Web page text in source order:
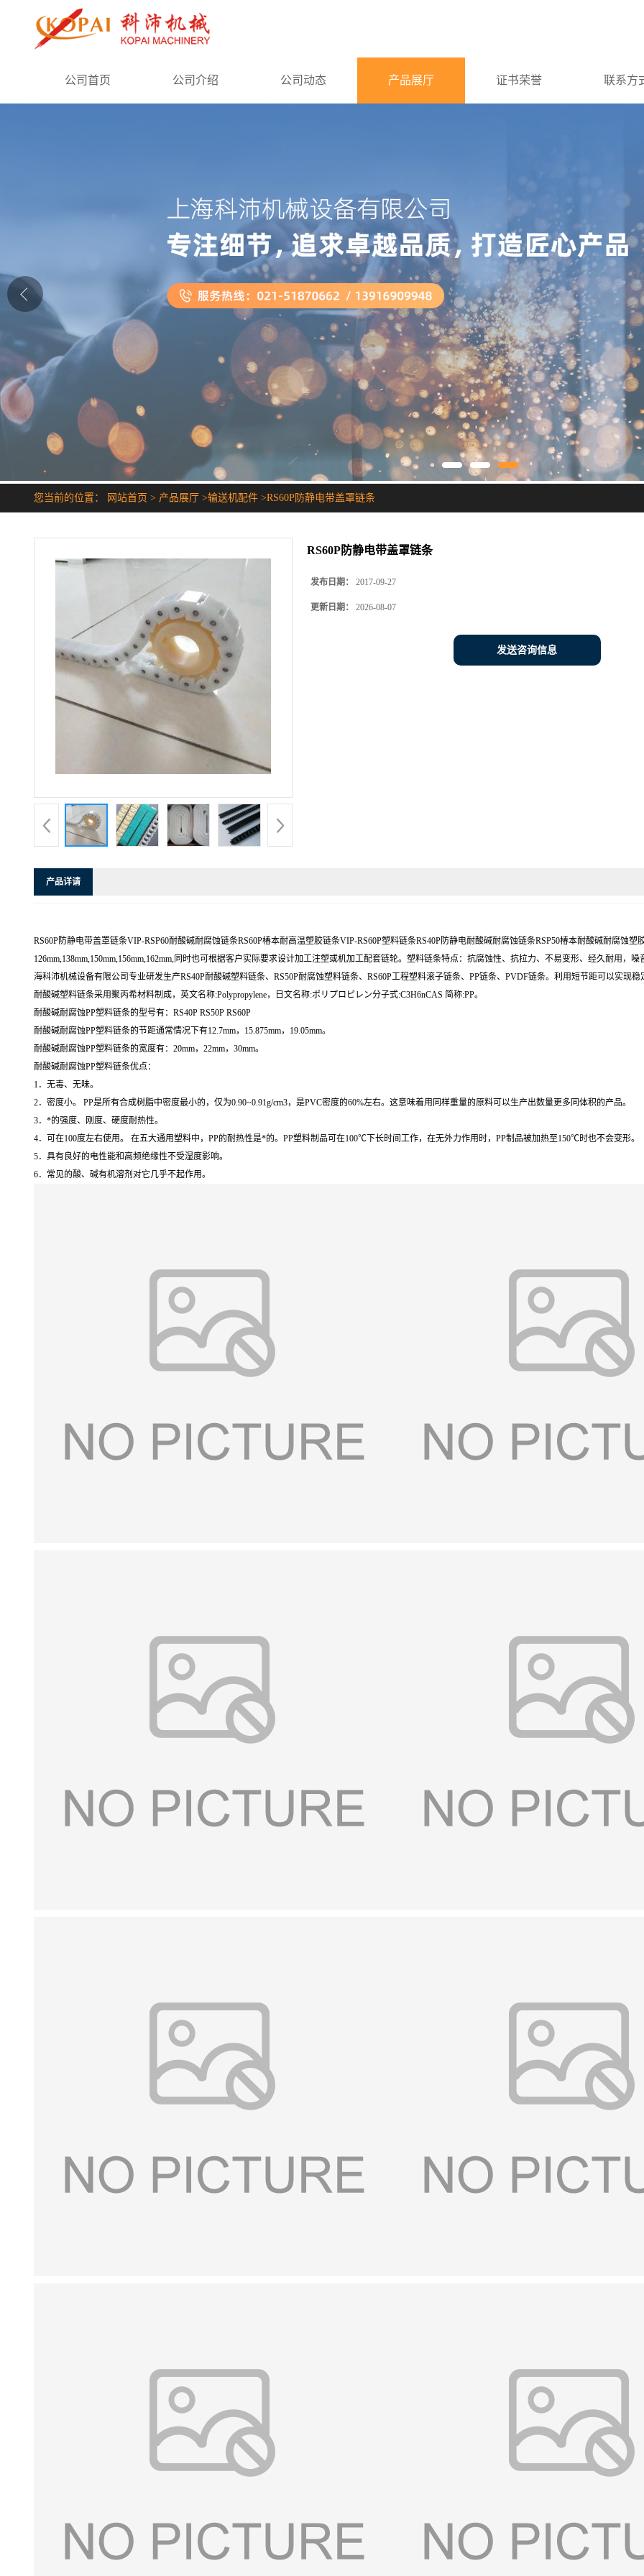
公司首页
公司首页 公司介绍 公司动态 产品展厅 证书荣誉 联系方
您当前的位置： 网站首页 > 产品展厅 >输送机配件 >RS60P防静电带盖罩链条
RS60P防静电带盖罩链条
发布日期： 2017-09-27
更新日期： 2026-08-07
发送咨询信息
产品详请
RS60P防静电带盖罩链条VIP-RSP60耐酸碱耐腐蚀链条RS60P椿本耐高温塑胶链条VIP-RS60P塑料链条RS40P防静电耐酸碱耐腐蚀链条RSP50椿本耐酸碱耐腐蚀
126mm,138mm,150mm,156mm,162mm,同时也可根据客户实际要求设计加工注塑或机加工配套链轮。塑料链条特点：抗腐蚀性、抗拉力、不易变形、经久耐用
海科沛机械设备有限公司专业研发生产RS40P耐酸碱塑料链条、RS50P耐腐蚀塑料链条、RS60P工程塑料滚子链条、PP链条、PVDF链条。利用短节距可以实现稳
耐酸碱塑料链条采用聚丙希材料制成，英文名称:Polypropylene，日文名称:ポリプロピレン分子式:C3H6nCAS 简称:PP。
耐酸碱耐腐蚀PP塑料链条的型号有：RS40P RS50P RS60P
耐酸碱耐腐蚀PP塑料链条的节距通常情况下有12.7mm，15.875mm，19.05mm。
耐酸碱耐腐蚀PP塑料链条的宽度有：20mm，22mm，30mm。
耐酸碱耐腐蚀PP塑料链条优点：
1．无毒、无味。
2．密度小。 PP是所有合成树脂中密度最小的，仅为0.90~0.91g/cm3，是PVC密度的60%左右。这意味着用同样重量的原料可以生产出数量更多同体积的产品。
3．*的强度、刚度、硬度耐热性。
4．可在100度左右使用。 在五大通用塑料中，PP的耐热性是*的。PP塑料制品可在100℃下长时间工作，在无外力作用时，PP制品被加热至150℃时也不会变形。
5．具有良好的电性能和高频绝缘性不受湿度影响。
6．常见的酸、碱有机溶剂对它几乎不起作用。